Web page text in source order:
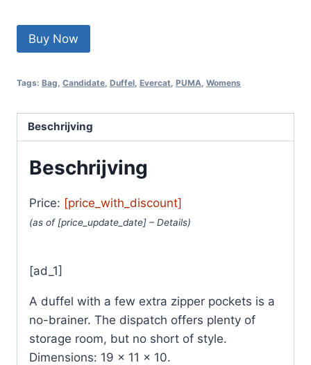
Buy Now
Tags: Bag Candidate Duffel Evercat PUMA Womens
Beschrijving
Beschrijving
Price: [price_with_discount]
(as of [price_update_date] – Details)
[ad_1]
A duffel with a few extra zipper pockets is a
no-brainer. The dispatch offers plenty of
storage room, but no short of style.
Dimensions: 19 x 11 x 10.